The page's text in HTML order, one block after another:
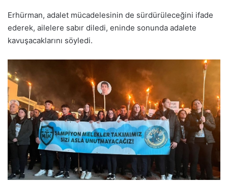
Erhürman, adalet mücadelesinin de sürdürüleceğini ifade
ederek, ailelere sabır diledi, eninde sonunda adalete
kavuşacaklarını söyledi.